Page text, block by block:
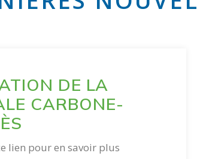
DE LA
CARBONE-
lien pour en savoir plus